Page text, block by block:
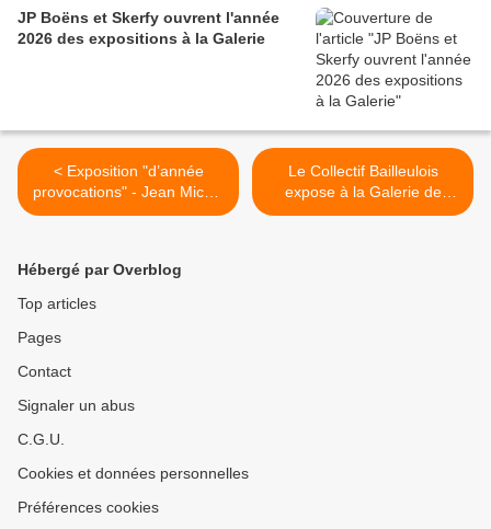
JP Boëns et Skerfy ouvrent l'année
2026 des expositions à la Galerie
< Exposition "d’année
provocations" - Jean Michel
DUTILLIE jusqu'au 3 Mars
Le Collectif Bailleulois
expose à la Galerie de
l'Atelier >
Hébergé par Overblog
Top articles
Pages
Contact
Signaler un abus
C.G.U.
Cookies et données personnelles
Préférences cookies